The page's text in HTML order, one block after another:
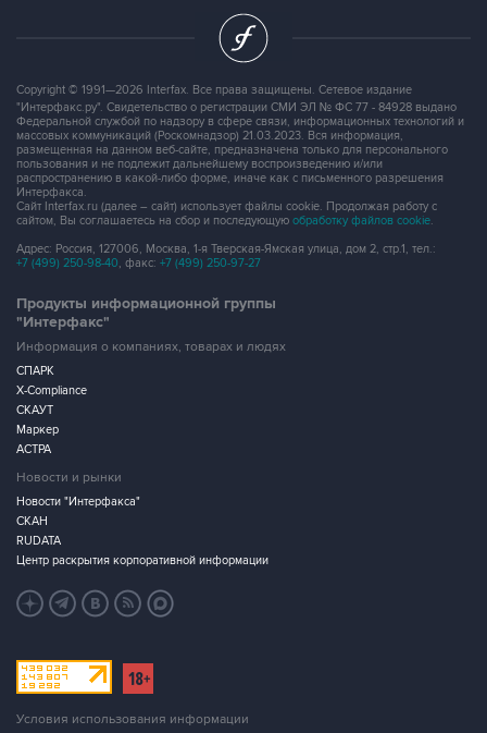
Copyright © 1991—2026 Interfax. Все права защищены. Сетевое издание
"Интерфакс.ру". Свидетельство о регистрации СМИ ЭЛ № ФС 77 - 84928 выдано
Федеральной службой по надзору в сфере связи, информационных технологий и
массовых коммуникаций (Роскомнадзор) 21.03.2023. Вся информация,
размещенная на данном веб-сайте, предназначена только для персонального
пользования и не подлежит дальнейшему воспроизведению и/или
распространению в какой-либо форме, иначе как с письменного разрешения
Интерфакса.
Сайт Interfax.ru (далее – сайт) использует файлы cookie. Продолжая работу с
сайтом, Вы соглашаетесь на сбор и последующую обработку файлов cookie.
Адрес: Россия, 127006, Москва, 1-я Тверская-Ямская улица, дом 2, стр.1, тел.:
+7 (499) 250-98-40, факс: +7 (499) 250-97-27
Продукты информационной группы
"Интерфакс"
Информация о компаниях, товарах и людях
СПАРК
X-Compliance
СКАУТ
Маркер
АСТРА
Новости и рынки
Новости "Интерфакса"
СКАН
RUDATA
Центр раскрытия корпоративной информации
Условия использования информации